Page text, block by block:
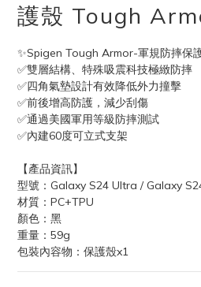
護殼 Tough
✨Spigen Tough Armor-軍規防摔保
✅雙層結構、特殊吸震科技極緻防摔
✅四角氣墊設計有效降低外力撞擊
✅前後增高防護，減少刮傷
✅通過美國軍用等級防摔測試
✅內建60度可立式支架
【產品資訊】
型號：Galaxy S24 Ultra / Galaxy
材質：PC+TPU
顏色：黑
重量：59g
包裝內容物：保護殼x1